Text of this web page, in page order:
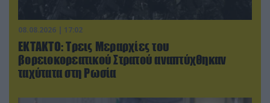
08.08.2026 | 17:02
ΕΚΤΑΚΤΟ: Τρεις Μεραρχίες του
βορειοκορεατικού Στρατού αναπτύχθηκαν
ταχύτατα στη Ρωσία